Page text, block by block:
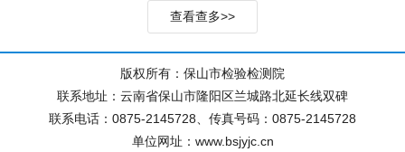
查看查多>>
版权所有：保山市检验检测院
联系地址：云南省保山市隆阳区兰城路北延长线双碑
联系电话：0875-2145728、传真号码：0875-2145728
单位网址：www.bsjyjc.cn